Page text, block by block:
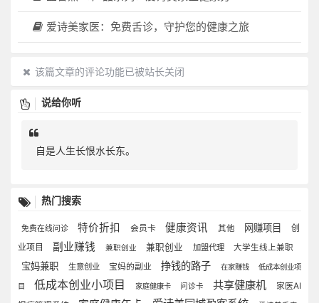
爱诗美家医：免费舌诊，守护您的健康之旅
该篇文章的评论功能已被站长关闭
说给你听
自是人生长恨水长东。
热门搜索
免费在线问诊 特价折扣 会员卡 健康资讯 其他 网赚项目
创
业项目
副业赚钱 兼职创业 兼职创业 加盟代理 大学生线上兼职
宝妈兼职 生意创业 宝妈的副业 挣钱的路子 在家赚钱 低成本创业项
目 低成本创业小项目 家庭健康卡 问诊卡 共享健康机
家医AI